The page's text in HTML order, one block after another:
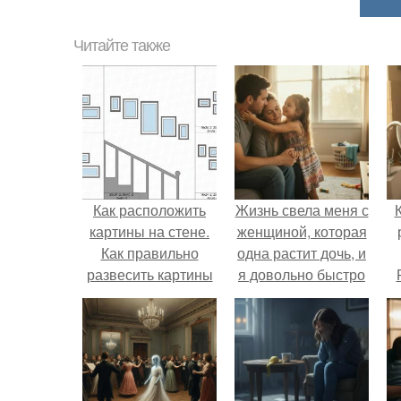
Читайте также
Как расположить
картины на стене.
Как правильно
развесить картины
на стене
Жизнь свела меня с
женщиной, которая
одна растит дочь, и
я довольно быстро
привязался к ним
обеим.